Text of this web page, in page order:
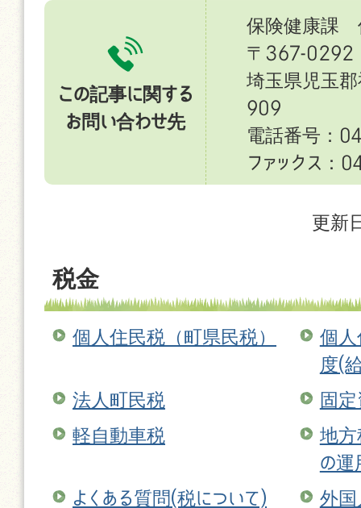
この記事に関する
お問い合わせ先
保険健康課
〒367-0292
埼玉県児玉
909
電話番号：
ファックス：
更新
税金
個人住民税（町県民税）
個人
度(
法人町民税
固
軽自動車税
地方
の運
よくある質問(税について)
外国